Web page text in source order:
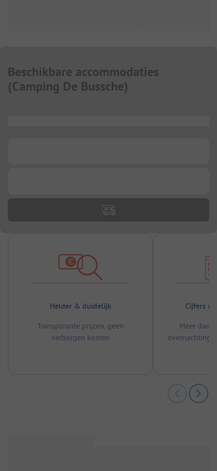
Beschikbare accommodaties
(Camping De Bussche)
Helder & duidelijk
Transparante prijzen, geen
verborgen kosten
Cijfers
Meer dan